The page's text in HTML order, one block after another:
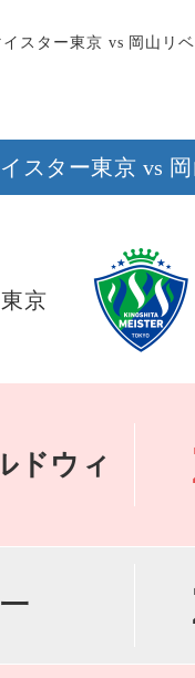
スター東京 vs 岡山リ
スター東京 vs
京
ドウィ